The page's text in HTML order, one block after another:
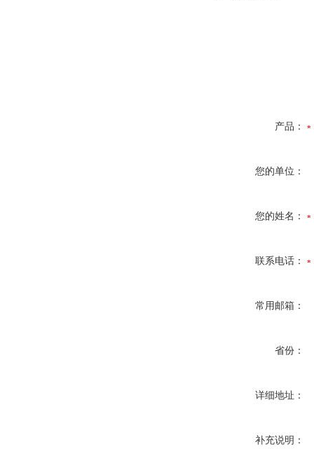
产品：
您的单位：
您的姓名：
联系电话：
常用邮箱：
省份：
详细地址：
补充说明：